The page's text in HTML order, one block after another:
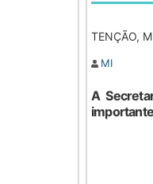
TENÇÃO,
MI
A